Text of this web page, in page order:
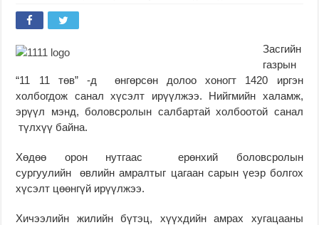
Засгийн
газрын
“11 11 төв” -д өнгөрсөн долоо хоногт 1420 иргэн
холбогдож санал хүсэлт ирүүлжээ. Нийгмийн халамж,
эрүүл мэнд, боловсролын салбартай холбоотой санал
түлхүү байна.
Хөдөө орон нутгаас ерөнхий боловсролын
сургуулийн өвлийн амралтыг цагаан сарын үеэр болгох
хүсэлт цөөнгүй ирүүлжээ.
Хичээлийн жилийн бүтэц, хүүхдийн амрах хугацааны